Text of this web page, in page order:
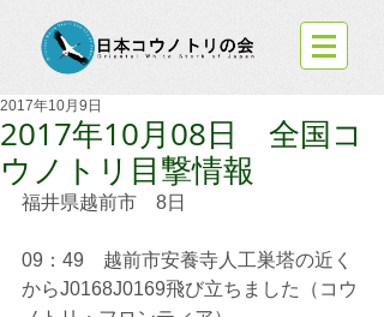
2017年10月08日 全国コ
ウノトリ目撃情報
2017年10月9日
福井県越前市　8日
09：49　越前市安養寺人工巣塔の近く
からJ0168J0169飛び立ちました（コウ